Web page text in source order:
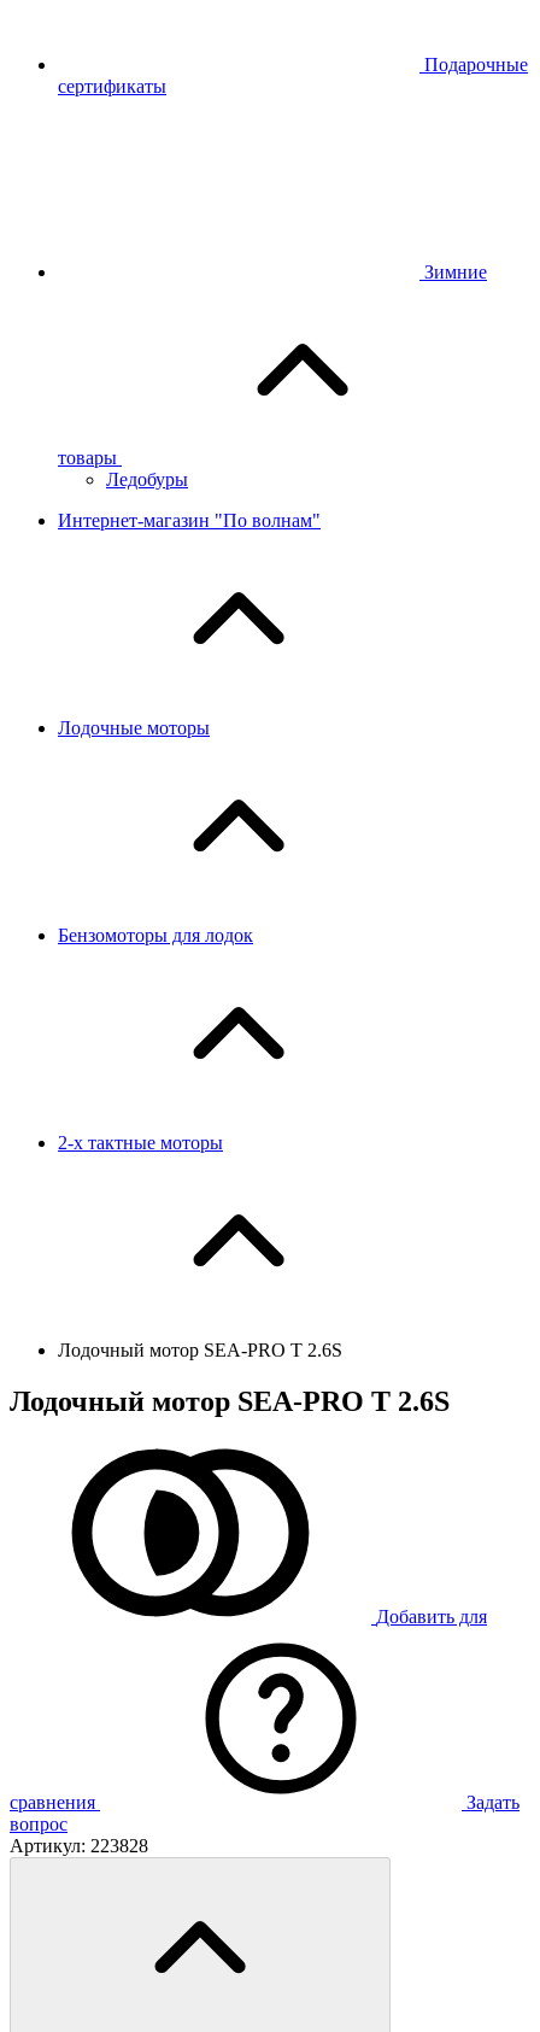
Подарочные
сертификаты
Зимние
товары
Ледобуры
Интернет-магазин "По волнам"
Лодочные моторы
Бензомоторы для лодок
2-х тактные моторы
Лодочный мотор SEA-PRO Т 2.6S
Лодочный мотор SEA-PRO Т 2.6S
Добавить для
сравнения
Задать
вопрос
Артикул: 223828